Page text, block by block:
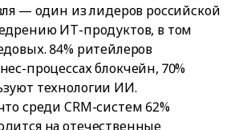
— один из лидеров российской
ИТ-продуктов, в том
84% ритейлеров
процессах блокчейн, 70%
технологии ИИ.
среди CRM-систем 62%
на отечественные